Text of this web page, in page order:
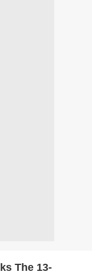
The 13-